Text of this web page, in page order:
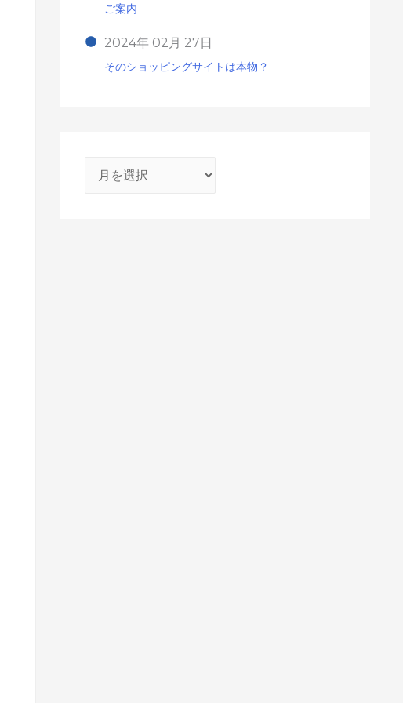
ご案内
そのショッピングサイトは本物？
2024年 02月 27日